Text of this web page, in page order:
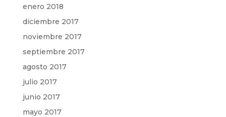
enero 2018
diciembre 2017
noviembre 2017
septiembre 2017
agosto 2017
julio 2017
junio 2017
mayo 2017